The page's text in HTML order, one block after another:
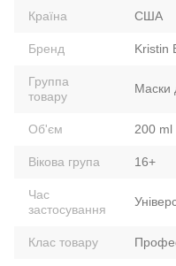
Країна США
Бренд Kristin
Группа
товару
Маски
Об'єм 200 ml
Вікова група 16+
Час
застосування
Клас товару